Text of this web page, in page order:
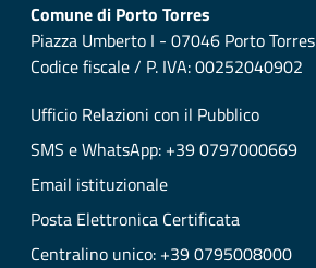
Comune di Porto Torres
Piazza Umberto I - 07046 Porto Torres
Codice fiscale / P. IVA: 00252040902
Ufficio Relazioni con il Pubblico
SMS e WhatsApp: +39 0797000669
Email istituzionale
Posta Elettronica Certificata
Centralino unico: +39 0795008000